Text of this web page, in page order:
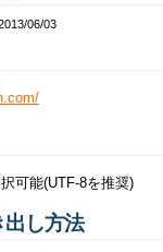
06/03
可能(UTF-8を推奨)
出し方法